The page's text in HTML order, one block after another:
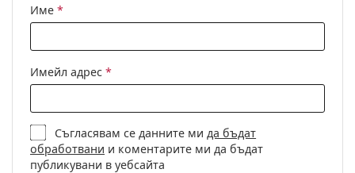
Име *
Имейл адрес *
Съгласявам се данните ми да бъдат
обработвани и коментарите ми да бъдат
публикувани в уебсайта